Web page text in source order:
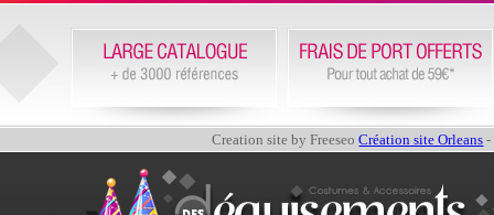
Creation site by FreeseoCréation site Orleans -